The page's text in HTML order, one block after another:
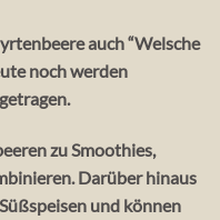
auch “Welsche
noch werden
zu Smoothies,
Darüber hinaus
und können